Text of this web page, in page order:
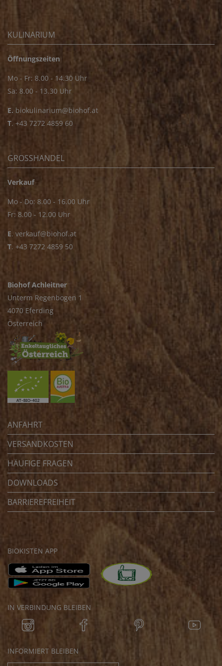
KULINARIUM
Öffnungszeiten
Mo - Fr: 8.00 - 14.30 Uhr
Sa: 8.00 - 13.30 Uhr
E. biokulinarium@biohof.at
T. +43 7272 4859 60
GROSSHANDEL
Verkauf
Mo - Do: 8.00 - 16.00 Uhr
Fr: 8.00 - 12.00 Uhr
E. verkauf@biohof.at
T. +43 7272 4859 50
Biohof Achleitner
Unterm Regenbogen 1
4070 Eferding
Österreich
ANFAHRT
VERSANDKOSTEN
HÄUFIGE FRAGEN
DOWNLOADS
BARRIEREFREIHEIT
BIOKISTEN APP
IN VERBINDUNG BLEIBEN
INFORMIERT BLEIBEN